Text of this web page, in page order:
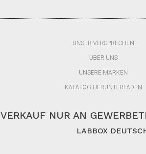
UNSER VERSPRECHEN
ÜBER UNS
UNSERE MARKEN
KATALOG HERUNTERLADEN
VERKAUF NUR AN
LABBOX